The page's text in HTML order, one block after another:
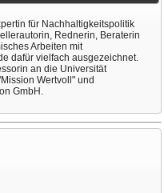
für Nachhaltigkeitspolitik
Rednerin, Beraterin
Arbeiten mit
dafür vielfach ausgezeichnet.
an die Universität
Wertvoll" und
GmbH.